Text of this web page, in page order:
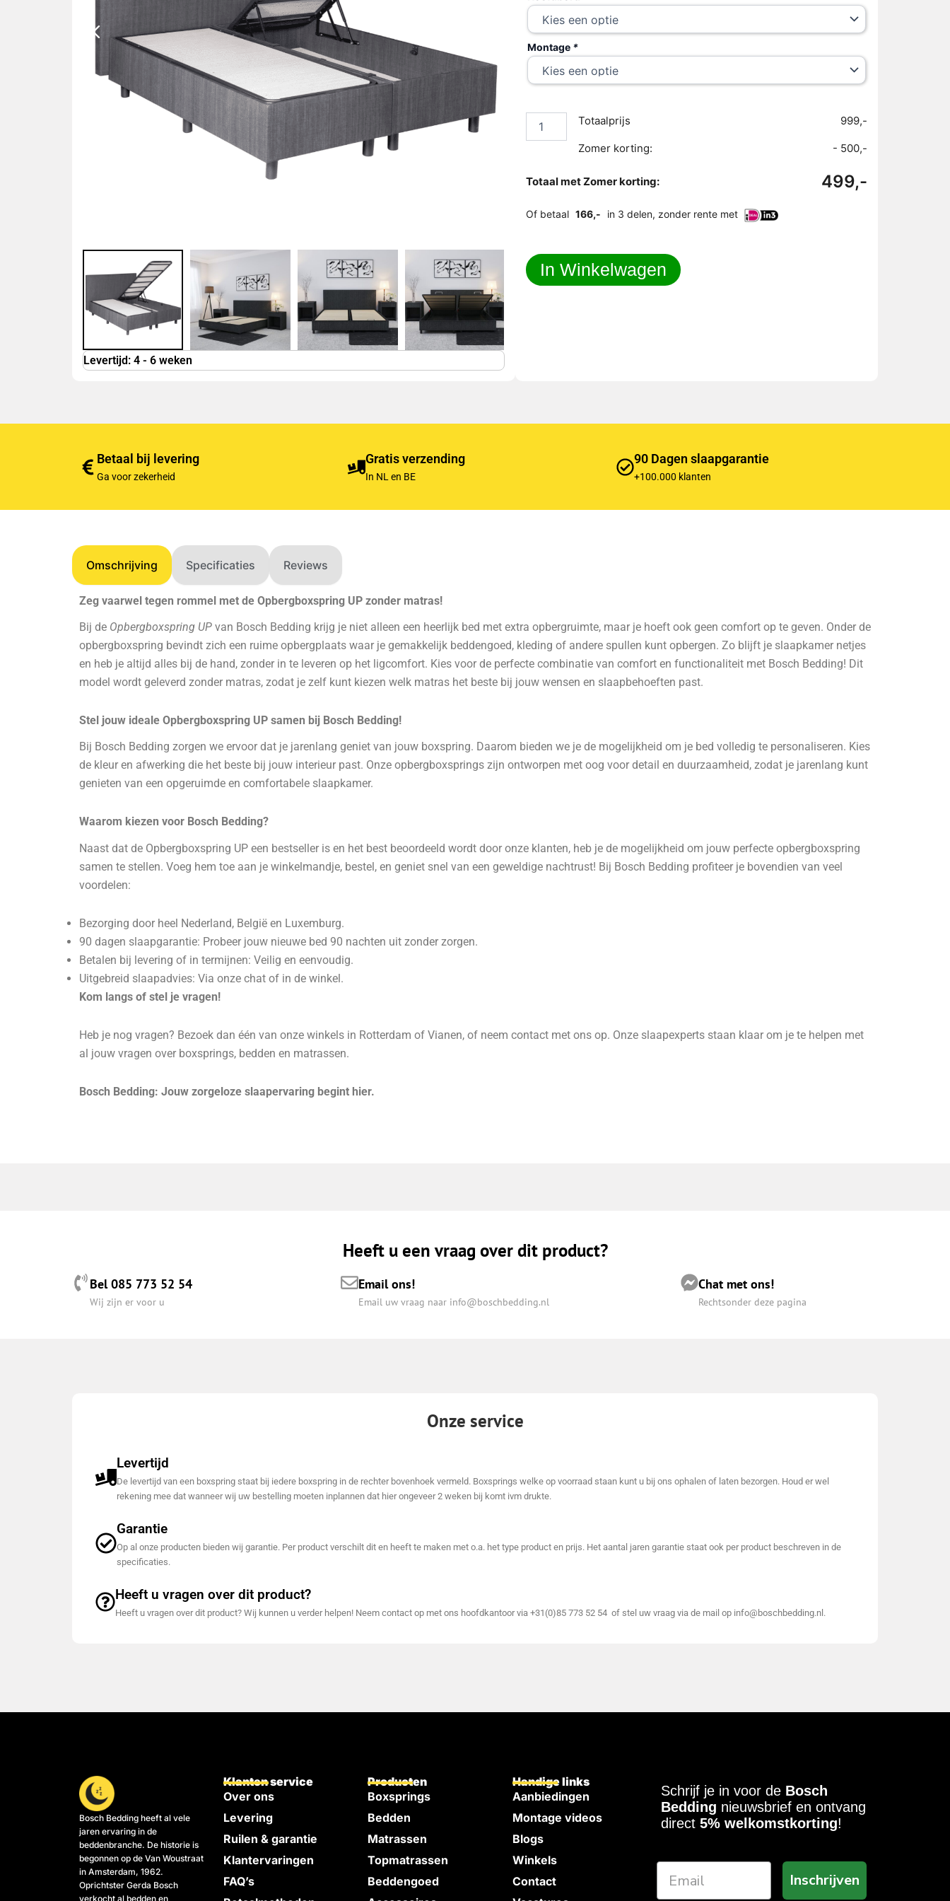
Levertijd: 4 - 6 weken
Montage *
Totaalprijs 999,-
Zomer korting: - 500,-
Totaal met Zomer korting: 499,-
Of betaal 166,- in 3 delen, zonder rente met
In Winkelwagen
Betaal bij levering
Ga voor zekerheid
Gratis verzending
In NL en BE
90 Dagen slaapgarantie
+100.000 klanten
Omschrijving Specificaties Reviews
Zeg vaarwel tegen rommel met de Opbergboxspring UP zonder matras!
Bij de Opbergboxspring UP van Bosch Bedding krijg je niet alleen een heerlijk bed met extra opbergruimte, maar je hoeft ook geen comfort op te geven. Onder de
opbergboxspring bevindt zich een ruime opbergplaats waar je gemakkelijk beddengoed, kleding of andere spullen kunt opbergen. Zo blijft je slaapkamer netjes
en heb je altijd alles bij de hand, zonder in te leveren op het ligcomfort. Kies voor de perfecte combinatie van comfort en functionaliteit met Bosch Bedding! Dit
model wordt geleverd zonder matras, zodat je zelf kunt kiezen welk matras het beste bij jouw wensen en slaapbehoeften past.
Stel jouw ideale Opbergboxspring UP samen bij Bosch Bedding!
Bij Bosch Bedding zorgen we ervoor dat je jarenlang geniet van jouw boxspring. Daarom bieden we je de mogelijkheid om je bed volledig te personaliseren. Kies
de kleur en afwerking die het beste bij jouw interieur past. Onze opbergboxsprings zijn ontworpen met oog voor detail en duurzaamheid, zodat je jarenlang kunt
genieten van een opgeruimde en comfortabele slaapkamer.
Waarom kiezen voor Bosch Bedding?
Naast dat de Opbergboxspring UP een bestseller is en het best beoordeeld wordt door onze klanten, heb je de mogelijkheid om jouw perfecte opbergboxspring
samen te stellen. Voeg hem toe aan je winkelmandje, bestel, en geniet snel van een geweldige nachtrust! Bij Bosch Bedding profiteer je bovendien van veel
voordelen:
Bezorging door heel Nederland, België en Luxemburg.
90 dagen slaapgarantie: Probeer jouw nieuwe bed 90 nachten uit zonder zorgen.
Betalen bij levering of in termijnen: Veilig en eenvoudig.
Uitgebreid slaapadvies: Via onze chat of in de winkel.
Kom langs of stel je vragen!
Heb je nog vragen? Bezoek dan één van onze winkels in Rotterdam of Vianen, of neem contact met ons op. Onze slaapexperts staan klaar om je te helpen met
al jouw vragen over boxsprings, bedden en matrassen.
Bosch Bedding: Jouw zorgeloze slaapervaring begint hier.
Heeft u een vraag over dit product?
Bel 085 773 52 54
Wij zijn er voor u
Email ons!
Email uw vraag naar info@boschbedding.nl
Chat met ons!
Rechtsonder deze pagina
Onze service
Levertijd
De levertijd van een boxspring staat bij iedere boxspring in de rechter bovenhoek vermeld. Boxsprings welke op voorraad staan kunt u bij ons ophalen of laten bezorgen. Houd er wel
rekening mee dat wanneer wij uw bestelling moeten inplannen dat hier ongeveer 2 weken bij komt ivm drukte.
Garantie
Op al onze producten bieden wij garantie. Per product verschilt dit en heeft te maken met o.a. het type product en prijs. Het aantal jaren garantie staat ook per product beschreven in de
specificaties.
Heeft u vragen over dit product?
Heeft u vragen over dit product? Wij kunnen u verder helpen! Neem contact op met ons hoofdkantoor via +31(0)85 773 52 54 of stel uw vraag via de mail op info@boschbedding.nl.
Bosch Bedding heeft al vele
jaren ervaring in de
beddenbranche. De historie is
begonnen op de Van Woustraat
in Amsterdam, 1962.
Oprichtster Gerda Bosch
verkocht al bedden en
Klanten service
Over ons
Levering
Ruilen & garantie
Klantervaringen
FAQ’s
Producten
Boxsprings
Bedden
Matrassen
Topmatrassen
Beddengoed
Handige links
Aanbiedingen
Montage videos
Blogs
Winkels
Contact
Schrijf je in voor de Bosch
Bedding nieuwsbrief en ontvang
direct 5% welkomstkorting!
Inschrijven